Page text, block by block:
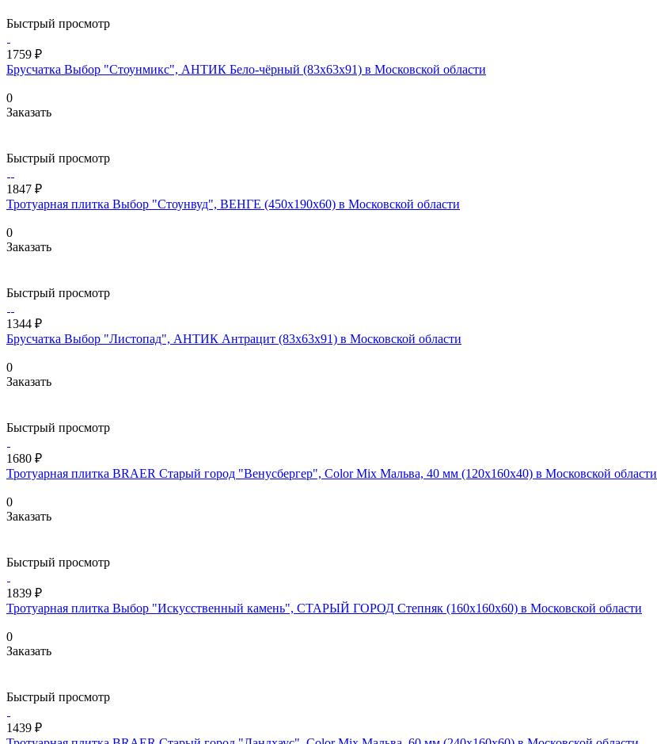
Быстрый просмотр
1759 ₽
Брусчатка Выбор "Стоунмикс", АНТИК Бело-чёрный (83х63х91) в Московской области
0
Заказать
Быстрый просмотр
1847 ₽
Тротуарная плитка Выбор "Стоунвуд", ВЕНГЕ (450х190х60) в Московской области
0
Заказать
Быстрый просмотр
1344 ₽
Брусчатка Выбор "Листопад", АНТИК Антрацит (83х63х91) в Московской области
0
Заказать
Быстрый просмотр
1680 ₽
Тротуарная плитка BRAER Старый город "Венусбергер", Color Mix Мальва, 40 мм (120x160х40) в Московской области
0
Заказать
Быстрый просмотр
1839 ₽
Тротуарная плитка Выбор "Искусственный камень", СТАРЫЙ ГОРОД Степняк (160x160x60) в Московской области
0
Заказать
Быстрый просмотр
1439 ₽